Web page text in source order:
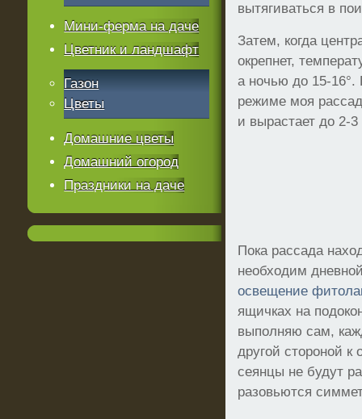
вытягиваться в
Затем, когда
окрепнет,
а ночью до 15-16°.
режиме моя
и вырастает до 2-
Пока рассада
необходим
освещение
ящичках на
выполняю сам,
другой стороной к
сеянцы не будут
разовьются
Мини-ферма на даче
Цветник и ландшафт
Газон
Цветы
Домашние цветы
Домашний огород
Праздники на даче